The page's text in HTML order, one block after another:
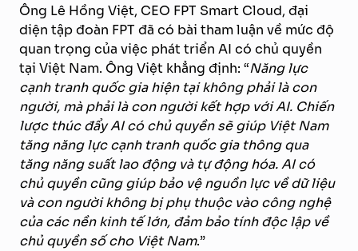
Ông Lê Hồng Việt, CEO FPT Smart Cloud, đại
diện tập đoàn FPT đã có bài tham luận về mức độ
quan trọng của việc phát triển AI có chủ quyền
tại Việt Nam. Ông Việt khẳng định: “Năng lực
cạnh tranh quốc gia hiện tại không phải là con
người, mà phải là con người kết hợp với AI. Chiến
lược thúc đẩy AI có chủ quyền sẽ giúp Việt Nam
tăng năng lực cạnh tranh quốc gia thông qua
tăng năng suất lao động và tự động hóa. AI có
chủ quyền cũng giúp bảo vệ nguồn lực về dữ liệu
và con người không bị phụ thuộc vào công nghệ
của các nền kinh tế lớn, đảm bảo tính độc lập về
chủ quyền số cho Việt Nam.”